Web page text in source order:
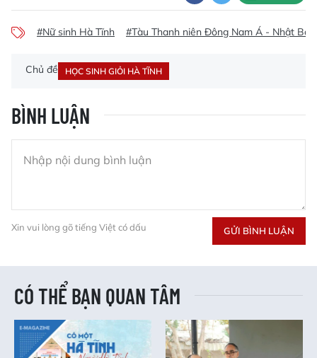
#Nữ sinh Hà Tĩnh #Tàu Thanh niên Đông Nam Á - Nhật
Chủ đề HỌC SINH GIỎI HÀ TĨNH
BÌNH LUẬN
Xin vui lòng gõ tiếng Việt có dấu GỬI BÌNH LUẬN
CÓ THỂ BẠN QUAN TÂM